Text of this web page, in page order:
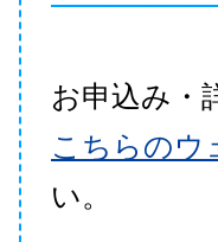
お申込み・
こちらのウ
い。